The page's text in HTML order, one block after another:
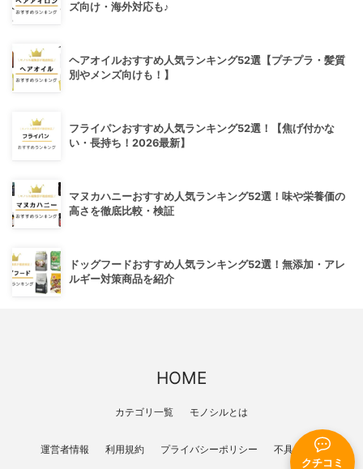
クチコミ
ズ向け・海外対応も♪
ヘアオイルおすすめ人気ランキング52選【プチプラ・髪質
別やメンズ向けも！】
フライパンおすすめ人気ランキング52選！【焦げ付かな
い・長持ち！2026最新】
マヌカハニーおすすめ人気ランキング52選！味や栄養価の
高さを徹底比較・検証
ドッグフードおすすめ人気ランキング52選！無添加・アレ
ルギー対策商品を紹介
HOME
カテゴリ一覧 モノシルとは
運営者情報 利用規約 プライバシーポリシー 不具合報告